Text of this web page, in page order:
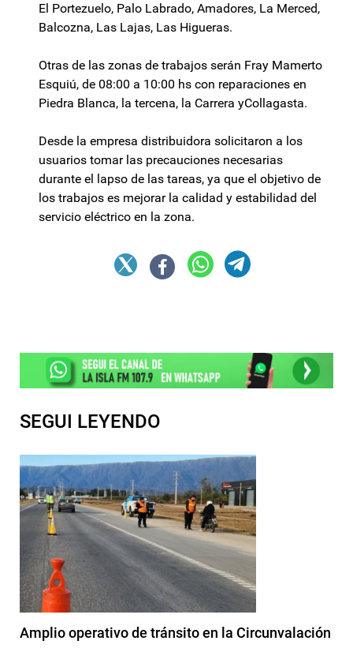
El Portezuelo, Palo Labrado, Amadores, La Merced,
Balcozna, Las Lajas, Las Higueras.
Otras de las zonas de trabajos serán Fray Mamerto
Esquiú, de 08:00 a 10:00 hs con reparaciones en
Piedra Blanca, la tercena, la Carrera yCollagasta.
Desde la empresa distribuidora solicitaron a los
usuarios tomar las precauciones necesarias
durante el lapso de las tareas, ya que el objetivo de
los trabajos es mejorar la calidad y estabilidad del
servicio eléctrico en la zona.
SEGUI LEYENDO
Amplio operativo de tránsito en la Circunvalación